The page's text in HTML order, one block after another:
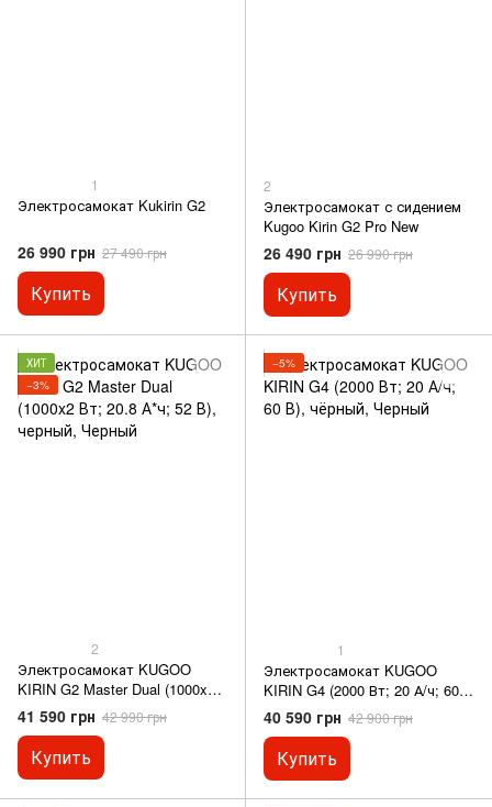
1
Электросамокат Kukirin G2
26 990 грн 27 490 грн
Купить
2
Электросамокат с сидением
Kugoo Kirin G2 Pro New
26 490 грн 26 990 грн
Купить
ХИТ
−3%
2
Электросамокат KUGOO
KIRIN G2 Master Dual (1000x2
Вт; 20.8 А*ч; 52 В), черный
41 590 грн 42 990 грн
Купить
−5%
1
Электросамокат KUGOO
KIRIN G4 (2000 Вт; 20 А/ч; 60
В), чёрный
40 590 грн 42 900 грн
Купить